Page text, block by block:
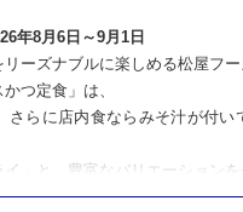
年8月6日～9月1日
ーズナブルに楽しめる松屋フー
つ定食」は、
さらに店内食ならみそ汁が付い
イ」と、豊富なバリエーションを